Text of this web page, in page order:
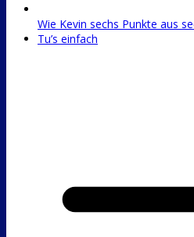
Wie Kevin sechs Punkte aus
Tu’s einfach